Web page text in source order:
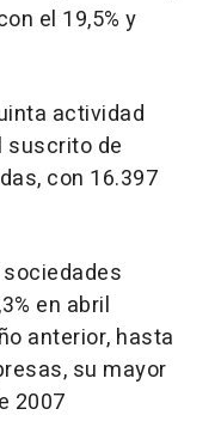
el 19,5% y
actividad
suscrito de
con 16.397
en abril
anterior, hasta
su mayor
2007